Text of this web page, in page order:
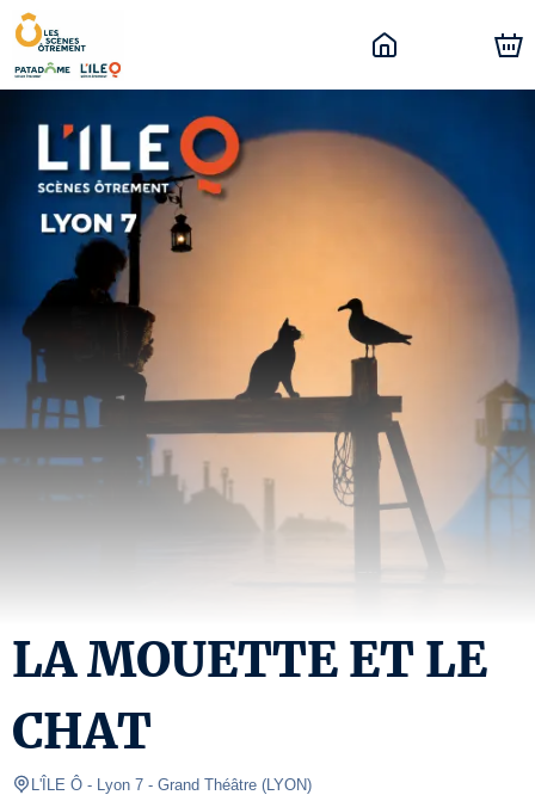
LA MOUETTE ET LE
CHAT
L'ÎLE Ô - Lyon 7 - Grand Théâtre (LYON)